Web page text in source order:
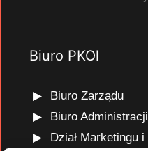
Biuro PKOl
Biuro Zarządu
Biuro Administracji
Dział Marketingu